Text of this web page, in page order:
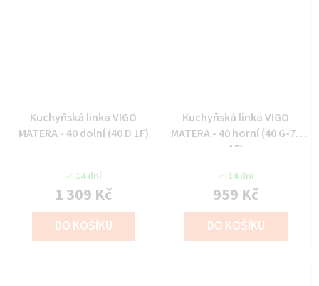
Kuchyňská linka VIGO
MATERA - 40 dolní (40 D 1F)
14 dní
1 309 Kč
DO KOŠÍKU
Kuchyňská linka VIGO
MATERA - 40 horní (40 G-72
1F)
14 dní
959 Kč
DO KOŠÍKU